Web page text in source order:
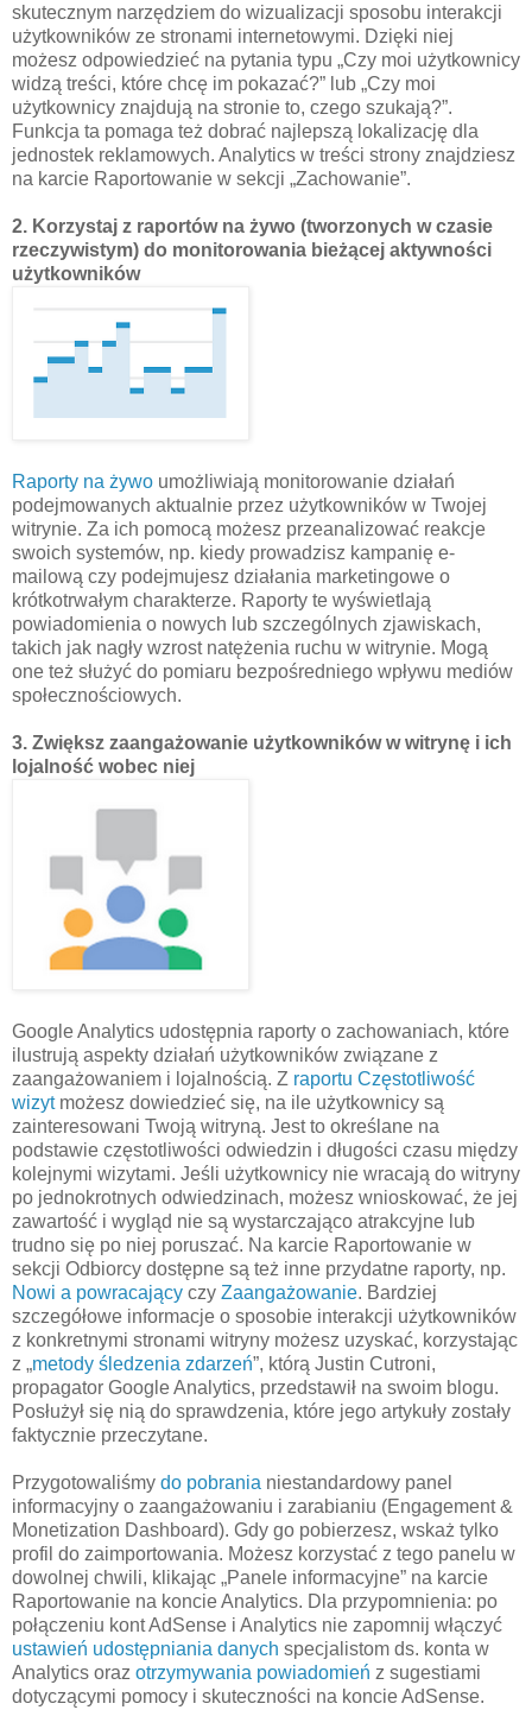
skutecznym narzędziem do wizualizacji sposobu interakcji
użytkowników ze stronami internetowymi. Dzięki niej
możesz odpowiedzieć na pytania typu „Czy moi użytkownicy
widzą treści, które chcę im pokazać?” lub „Czy moi
użytkownicy znajdują na stronie to, czego szukają?”.
Funkcja ta pomaga też dobrać najlepszą lokalizację dla
jednostek reklamowych. Analytics w treści strony znajdziesz
na karcie Raportowanie w sekcji „Zachowanie”.
2. Korzystaj z raportów na żywo (tworzonych w czasie
rzeczywistym) do monitorowania bieżącej aktywności
użytkowników
Raporty na żywo umożliwiają monitorowanie działań
podejmowanych aktualnie przez użytkowników w Twojej
witrynie. Za ich pomocą możesz przeanalizować reakcje
swoich systemów, np. kiedy prowadzisz kampanię e-
mailową czy podejmujesz działania marketingowe o
krótkotrwałym charakterze. Raporty te wyświetlają
powiadomienia o nowych lub szczególnych zjawiskach,
takich jak nagły wzrost natężenia ruchu w witrynie. Mogą
one też służyć do pomiaru bezpośredniego wpływu mediów
społecznościowych.
3. Zwiększ zaangażowanie użytkowników w witrynę i ich
lojalność wobec niej
Google Analytics udostępnia raporty o zachowaniach, które
ilustrują aspekty działań użytkowników związane z
zaangażowaniem i lojalnością. Z raportu Częstotliwość
wizytmożesz dowiedzieć się, na ile użytkownicy są
zainteresowani Twoją witryną. Jest to określane na
podstawie częstotliwości odwiedzin i długości czasu między
kolejnymi wizytami. Jeśli użytkownicy nie wracają do witryny
po jednokrotnych odwiedzinach, możesz wnioskować, że jej
zawartość i wygląd nie są wystarczająco atrakcyjne lub
trudno się po niej poruszać. Na karcie Raportowanie w
sekcji Odbiorcy dostępne są też inne przydatne raporty, np.
Nowi a powracający czy Zaangażowanie. Bardziej
szczegółowe informacje o sposobie interakcji użytkowników
z konkretnymi stronami witryny możesz uzyskać, korzystając
z „metody śledzenia zdarzeń”, którą Justin Cutroni,
propagator Google Analytics, przedstawił na swoim blogu.
Posłużył się nią do sprawdzenia, które jego artykuły zostały
faktycznie przeczytane.
Przygotowaliśmy do pobrania niestandardowy panel
informacyjny o zaangażowaniu i zarabianiu (Engagement &
Monetization Dashboard). Gdy go pobierzesz, wskaż tylko
profil do zaimportowania. Możesz korzystać z tego panelu w
dowolnej chwili, klikając „Panele informacyjne” na karcie
Raportowanie na koncie Analytics. Dla przypomnienia: po
połączeniu kont AdSense i Analytics nie zapomnij włączyć
ustawień udostępniania danych specjalistom ds. konta w
Analytics oraz otrzymywania powiadomień z sugestiami
dotyczącymi pomocy i skuteczności na koncie AdSense.